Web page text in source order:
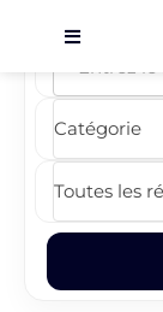
Carte
Événements
Localisation